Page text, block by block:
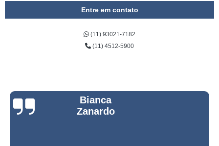
Entre em contato
(11) 93021-7182
(11) 4512-5900
Bianca
Zanardo